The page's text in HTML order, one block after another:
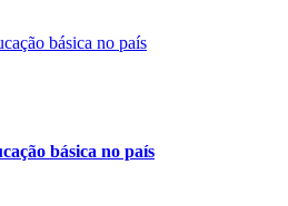
básica no país